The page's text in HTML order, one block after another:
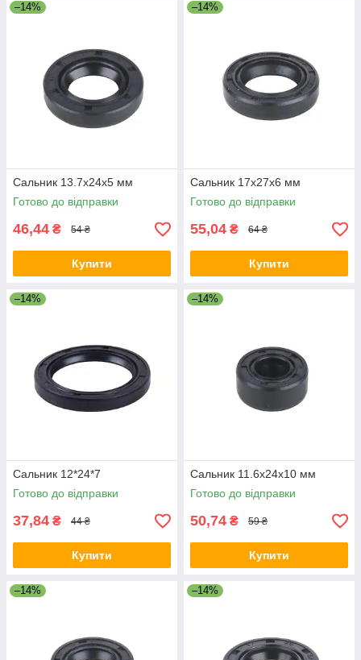
–14%
Сальник 13.7x24x5 мм
Готово до відправки
46,44 ₴ 54 ₴
Купити
–14%
Сальник 17x27x6 мм
Готово до відправки
55,04 ₴ 64 ₴
Купити
–14%
Сальник 12*24*7
Готово до відправки
37,84 ₴ 44 ₴
Купити
–14%
Сальник 11.6x24x10 мм
Готово до відправки
50,74 ₴ 59 ₴
Купити
–14% –14%